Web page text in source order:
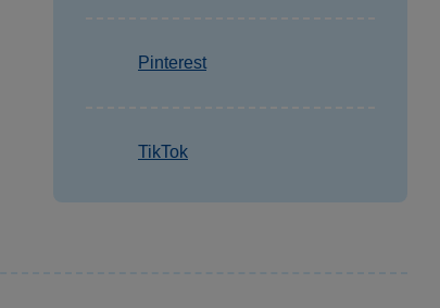
Pinterest
TikTok